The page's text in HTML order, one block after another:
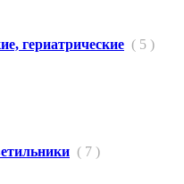
гериатрические ( 5 )
( 7 )